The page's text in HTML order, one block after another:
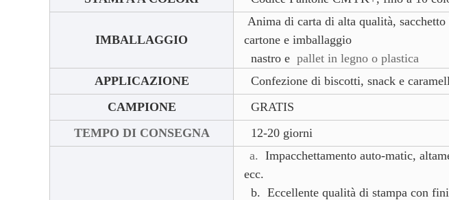
IMBALLAGGIO
Anima di carta di alta qualità,
cartone e imballaggio
nastro e pallet in legno o plastica
APPLICAZIONE
Confezione di biscotti, snack e
CAMPIONE
GRATIS
TEMPO DI CONSEGNA
12-20 giorni
a. Impacchettamento auto-matic,
ecc.
b. Eccellente qualità di stampa con